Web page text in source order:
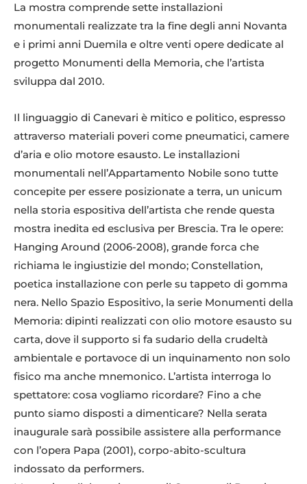
La mostra comprende sette installazioni
monumentali realizzate tra la fine degli anni Novanta
e i primi anni Duemila e oltre venti opere dedicate al
progetto Monumenti della Memoria, che l’artista
sviluppa dal 2010.
Il linguaggio di Canevari è mitico e politico, espresso
attraverso materiali poveri come pneumatici, camere
d’aria e olio motore esausto. Le installazioni
monumentali nell’Appartamento Nobile sono tutte
concepite per essere posizionate a terra, un unicum
nella storia espositiva dell’artista che rende questa
mostra inedita ed esclusiva per Brescia. Tra le opere:
Hanging Around (2006-2008), grande forca che
richiama le ingiustizie del mondo; Constellation,
poetica installazione con perle su tappeto di gomma
nera. Nello Spazio Espositivo, la serie Monumenti della
Memoria: dipinti realizzati con olio motore esausto su
carta, dove il supporto si fa sudario della crudeltà
ambientale e portavoce di un inquinamento non solo
fisico ma anche mnemonico. L’artista interroga lo
spettatore: cosa vogliamo ricordare? Fino a che
punto siamo disposti a dimenticare? Nella serata
inaugurale sarà possibile assistere alla performance
con l’opera Papa (2001), corpo-abito-scultura
indossato da performers.